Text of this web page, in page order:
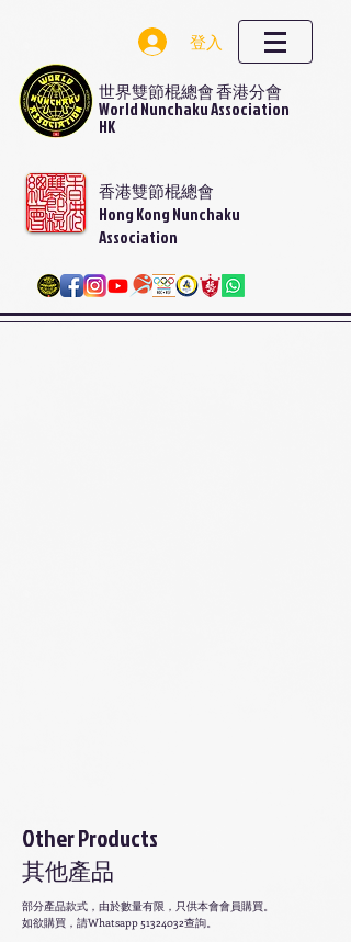
登入
世界雙節棍總會 香港分會
World Nunchaku Association
HK
香港雙節棍總會
Hong Kong Nunchaku
Association
Other Products
其他產品
部分產品款式，由於數量有限，只供本會會員購買。
如欲購買，請Whatsapp51324032查詢。